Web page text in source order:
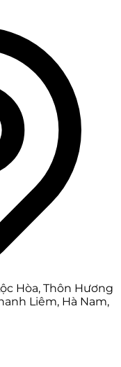
Hòa, Thôn Hương
Liêm, Hà Nam,